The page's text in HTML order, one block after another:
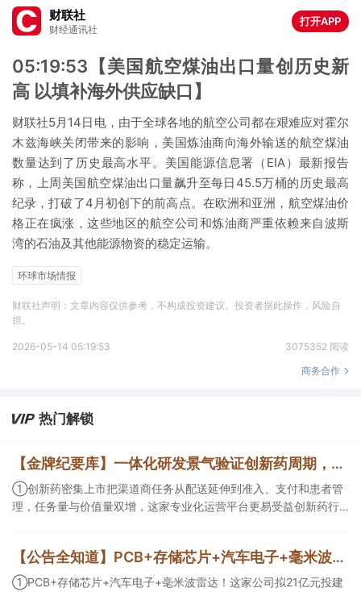
财联社
财经通讯社
打开APP
05:19:53【美国航空煤油出口量创历史新
高 以填补海外供应缺口】
财联社5月14日电，由于全球各地的航空公司都在艰难应对霍尔
木兹海峡关闭带来的影响，美国炼油商向海外输送的航空煤油
数量达到了历史最高水平。美国能源信息署（EIA）最新报告
称，上周美国航空煤油出口量飙升至每日45.5万桶的历史最高
纪录，打破了4月初创下的前高点。在欧洲和亚洲，航空煤油价
格正在疯涨，这些地区的航空公司和炼油商严重依赖来自波斯
湾的石油及其他能源物资的稳定运输。
环球市场情报
财联社声明：文章内容仅供参考，不构成投资建议。投资者据此操作，风险自
担。
2026-05-14 05:19:53
3075352 阅读
商务合作
热门解锁
【金牌纪要库】一体化研发景气验证创新药周期，商业渠道与AI科研设备同步扩容
①创新药密集上市把渠道商任务从配送延伸到准入、支付和患者管
理，任务量与价值量双增，这家专业化运营平台更易受益创新药行
研发会带动数据生产与分析设备、生物工艺与制药装备等需求，管
线推进后这一类企业会随产业节奏随后受益。
【公告全知道】PCB+存储芯片+汽车电子+毫米波雷达！公司拟21亿元投建高多层及HDI印制电路板P3项目
①PCB+存储芯片+汽车电子+毫米波雷达！这家公司拟21亿元投建